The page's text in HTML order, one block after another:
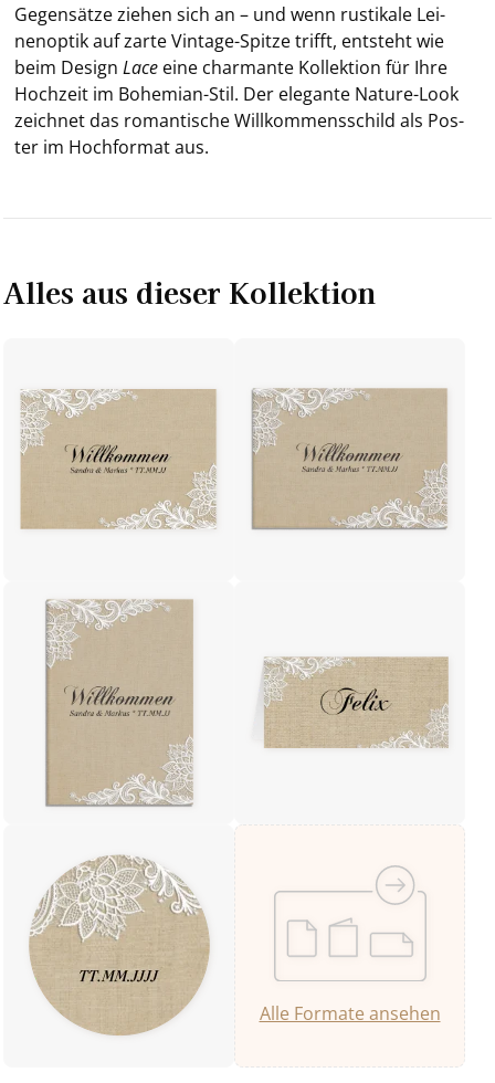
Ge­gen­sät­ze zie­hen sich an – und wenn rus­ti­ka­le Lei­
nen­op­tik auf zarte Vintage-​Spitze trifft, ent­steht wie
beim De­sign Lace eine char­man­te Kol­lek­ti­on für Ihre
Hoch­zeit im Bohemian-​Stil. Der ele­gan­te Nature-​Look
zeich­net das ro­man­ti­sche Will­kom­mens­schild als Pos­
ter im Hoch­for­mat aus.
Alles aus dieser Kollektion
Alle Formate ansehen